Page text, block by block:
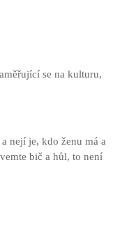
se na kulturu,
nejí je, kdo ženu má a
bič a hůl, to není